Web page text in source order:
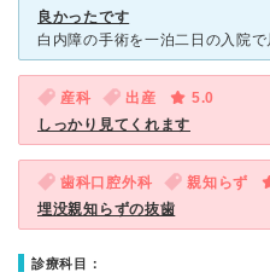
良かったです
産科 出産
5.0
しっかり見てくれます
歯科口腔外科 親知らず
埋没親知らずの抜歯
診療科目：